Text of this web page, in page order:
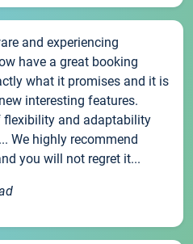
and experiencing
have a great booking
what it promises and it is
interesting features.
flexibility and adaptability
We highly recommend
you will not regret it...